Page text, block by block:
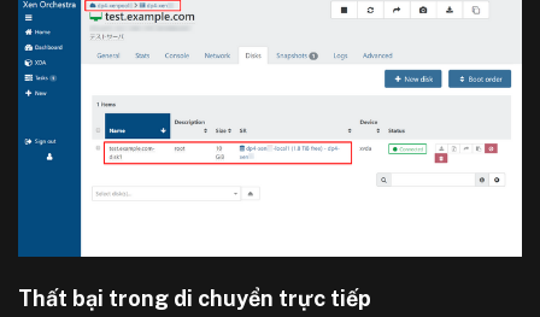
Thất bại trong di chuyển trực tiếp